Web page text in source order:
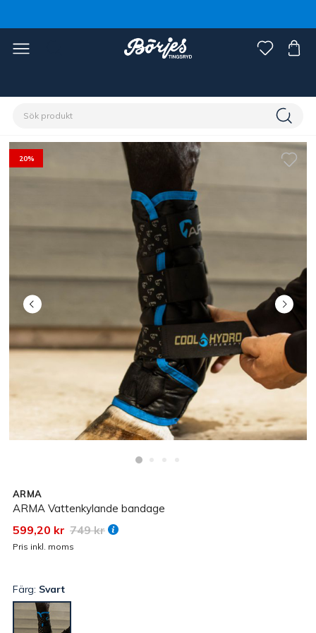
20%
ARMA
ARMA Vattenkylande bandage
599,20 kr 749 kr
Pris inkl. moms
Färg: Svart